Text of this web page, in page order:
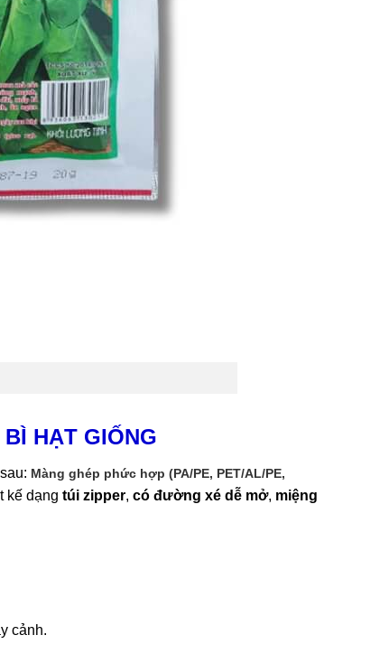
HẠT GIỐNG
Màng ghép phức hợp (PA/PE, PET/AL/PE,
kế dạngtúi zipper,có đường xé dễ mở, miệng
cảnh.